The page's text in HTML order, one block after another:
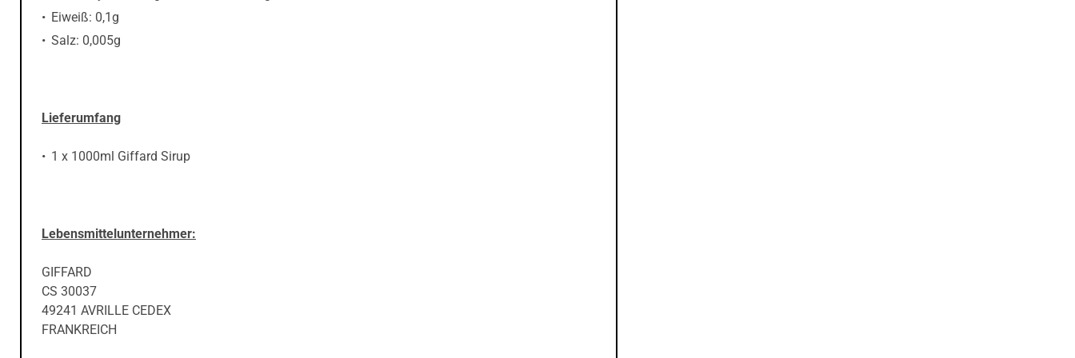
Eiweiß: 0,1g
Salz: 0,005g
Lieferumfang
1 x 1000ml Giffard Sirup
Lebensmittelunternehmer:
GIFFARD
CS 30037
49241 AVRILLE CEDEX
FRANKREICH